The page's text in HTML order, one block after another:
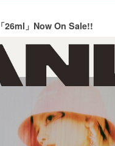
26ml」Now On Sale!!